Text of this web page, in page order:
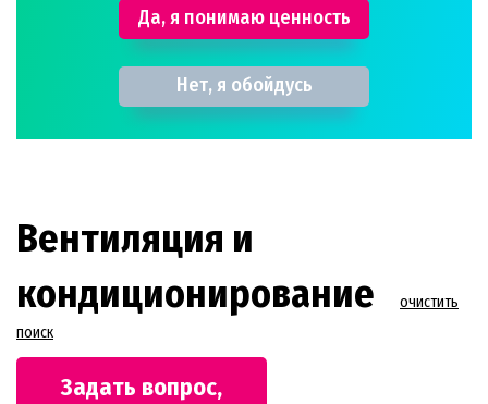
Да, я понимаю ценность
Нет, я обойдусь
Вентиляция и
кондиционирование
очистить
поиск
Задать вопрос,